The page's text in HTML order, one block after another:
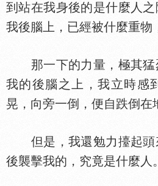
到站在我身後的是什麼人
我後腦上，已經被什麼重物
那一下的力量，極其猛
我的後腦之上，我立時感
晃，向旁一倒，便自跌倒在
但是，我還勉力擡起頭
後襲擊我的，究竟是什麼人。